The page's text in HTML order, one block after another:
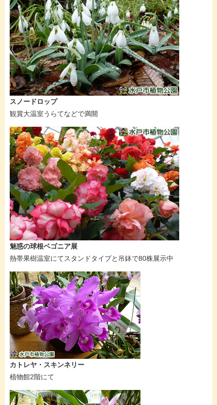
スノードロップ
観賞大温室うらてなどで満開
魅惑の球根ベゴニア展
熱帯果樹温室にてスタンドタイプと吊鉢で80株展示中
カトレヤ・スキンネリー
植物館2階にて